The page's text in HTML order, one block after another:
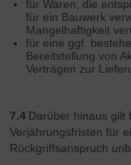
für Waren, die
für ein Bauwerk
Mangelhaftigkeit
für eine ggf.
Bereitstellung von
Verträgen zur
7.4 Darüber hinaus gilt
Verjährungsfristen für
Rückgriffsanspruch